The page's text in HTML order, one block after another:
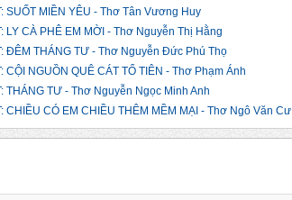
SUỐT MIỀN YÊU - Thơ Tân Vương Huy
LY CÀ PHÊ EM MỜI - Thơ Nguyễn Thị Hằng
ĐÊM THÁNG TƯ - Thơ Nguyễn Đức Phú Thọ
CỘI NGUỒN QUÊ CÁT TỔ TIÊN - Thơ Phạm Ánh
THÁNG TƯ - Thơ Nguyễn Ngọc Minh Anh
CHIỀU CÓ EM CHIỀU THÊM MỀM MẠI - Thơ Ngô Văn Cư